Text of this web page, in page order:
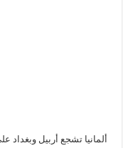
ألمانيا تشجع أربيل وبغداد